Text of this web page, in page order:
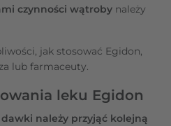
czynności wątroby należy
jak stosować Egidon,
lub farmaceuty.
leku Egidon
należy przyjąć kolejną